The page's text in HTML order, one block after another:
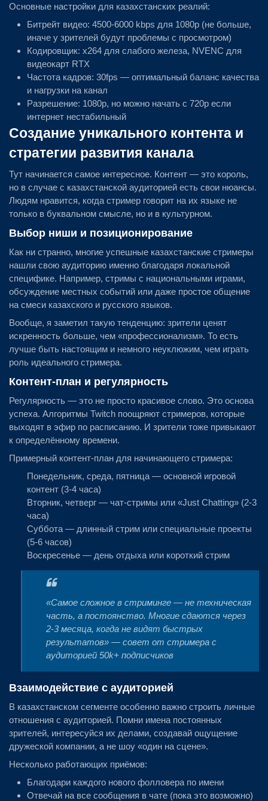
Основные настройки для казахстанских реалий:
Битрейт видео: 4500-6000 kbps для 1080p (не больше,
иначе у зрителей будут проблемы с просмотром)
Кодировщик: x264 для слабого железа, NVENC для
видеокарт RTX
Частота кадров: 30fps — оптимальный баланс качества
и нагрузки на канал
Разрешение: 1080p, но можно начать с 720p если
интернет нестабильный
Создание уникального контента и
стратегии развития канала
Тут начинается самое интересное. Контент — это король,
но в случае с казахстанской аудиторией есть свои нюансы.
Людям нравится, когда стример говорит на их языке не
только в буквальном смысле, но и в культурном.
Выбор ниши и позиционирование
Как ни странно, многие успешные казахстанские стримеры
нашли свою аудиторию именно благодаря локальной
специфике. Например, стримы с национальными играми,
обсуждение местных событий или даже простое общение
на смеси казахского и русского языков.
Вообще, я заметил такую тенденцию: зрители ценят
искренность больше, чем «профессионализм». То есть
лучше быть настоящим и немного неуклюжим, чем играть
роль идеального стримера.
Контент-план и регулярность
Регулярность — это не просто красивое слово. Это основа
успеха. Алгоритмы Twitch поощряют стримеров, которые
выходят в эфир по расписанию. И зрители тоже привыкают
к определённому времени.
Примерный контент-план для начинающего стримера:
Понедельник, среда, пятница — основной игровой
контент (3-4 часа)
Вторник, четверг — чат-стримы или «Just Chatting» (2-3
часа)
Суббота — длинный стрим или специальные проекты
(5-6 часов)
Воскресенье — день отдыха или короткий стрим
«Самое сложное в стриминге — не техническая
часть, а постоянство. Многие сдаются через
2-3 месяца, когда не видят быстрых
результатов» — совет от стримера с
аудиторией 50k+ подписчиков
Взаимодействие с аудиторией
В казахстанском сегменте особенно важно строить личные
отношения с аудиторией. Помни имена постоянных
зрителей, интересуйся их делами, создавай ощущение
дружеской компании, а не шоу «один на сцене».
Несколько работающих приёмов:
Благодари каждого нового фолловера по имени
Отвечай на все сообщения в чате (пока это возможно)